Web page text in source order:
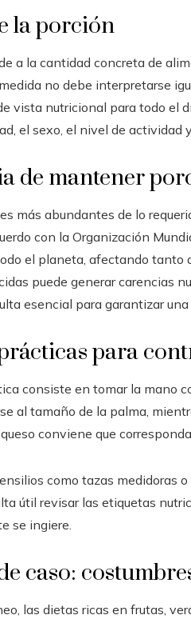
la porción
a la cantidad concreta de
no debe interpretarse
vista nutricional para todo el
el sexo, el nivel de actividad
de mantener
más abundantes de lo
con la Organización
el planeta, afectando tanto
puede generar carencias
esencial para garantizar
para
consiste en tomar la mano
al tamaño de la palma,
conviene que
como tazas medidoras
útil revisar las etiquetas
se ingiere.
caso:
las dietas ricas en frutas,